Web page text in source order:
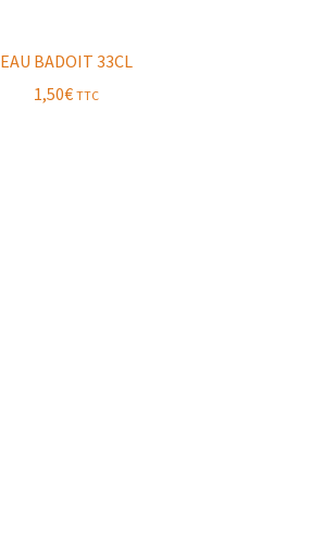
EAU BADOIT 33CL
1,50€ TTC